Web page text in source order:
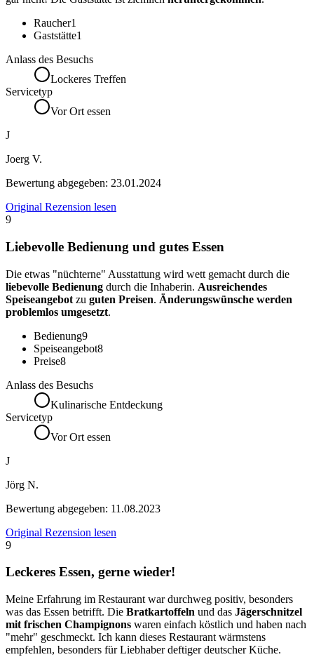
Raucher1
Gaststätte1
Anlass des Besuchs
Lockeres Treffen
Servicetyp
Vor Ort essen
J
Joerg V.
Bewertung abgegeben: 23.01.2024
Original Rezension lesen
9
Liebevolle Bedienung und gutes Essen
Die etwas "nüchterne" Ausstattung wird wett gemacht durch die
liebevolle Bedienung durch die Inhaberin. Ausreichendes
Speiseangebot zu guten Preisen. Änderungswünsche werden
problemlos umgesetzt.
Bedienung9
Speiseangebot8
Preise8
Anlass des Besuchs
Kulinarische Entdeckung
Servicetyp
Vor Ort essen
J
Jörg N.
Bewertung abgegeben: 11.08.2023
Original Rezension lesen
9
Leckeres Essen, gerne wieder!
Meine Erfahrung im Restaurant war durchweg positiv, besonders
was das Essen betrifft. Die Bratkartoffeln und das Jägerschnitzel
mit frischen Champignons waren einfach köstlich und haben nach
"mehr" geschmeckt. Ich kann dieses Restaurant wärmstens
empfehlen, besonders für Liebhaber deftiger deutscher Küche.